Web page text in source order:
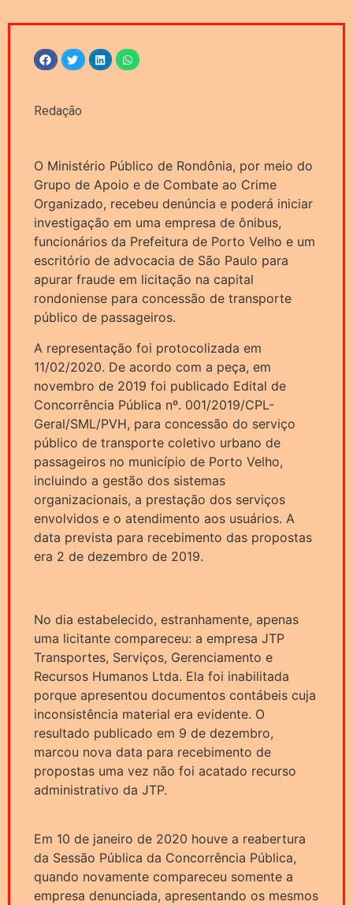
Redação
O Ministério Público de Rondônia, por meio do
Grupo de Apoio e de Combate ao Crime
Organizado, recebeu denúncia e poderá iniciar
investigação em uma empresa de ônibus,
funcionários da Prefeitura de Porto Velho e um
escritório de advocacia de São Paulo para
apurar fraude em licitação na capital
rondoniense para concessão de transporte
público de passageiros.
A representação foi protocolizada em
11/02/2020. De acordo com a peça, em
novembro de 2019 foi publicado Edital de
Concorrência Pública nº. 001/2019/CPL-
Geral/SML/PVH, para concessão do serviço
público de transporte coletivo urbano de
passageiros no município de Porto Velho,
incluindo a gestão dos sistemas
organizacionais, a prestação dos serviços
envolvidos e o atendimento aos usuários. A
data prevista para recebimento das propostas
era 2 de dezembro de 2019.
No dia estabelecido, estranhamente, apenas
uma licitante compareceu: a empresa JTP
Transportes, Serviços, Gerenciamento e
Recursos Humanos Ltda. Ela foi inabilitada
porque apresentou documentos contábeis cuja
inconsistência material era evidente. O
resultado publicado em 9 de dezembro,
marcou nova data para recebimento de
propostas uma vez não foi acatado recurso
administrativo da JTP.
Em 10 de janeiro de 2020 houve a reabertura
da Sessão Pública da Concorrência Pública,
quando novamente compareceu somente a
empresa denunciada, apresentando os mesmos